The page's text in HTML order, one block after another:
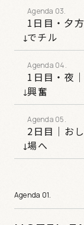
1日目・夕
でチル
1日目・夜
興奮
2日目｜お
場へ